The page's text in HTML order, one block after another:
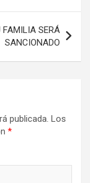
FAMILIA SERÁ
SANCIONADO
publicada. Los
*